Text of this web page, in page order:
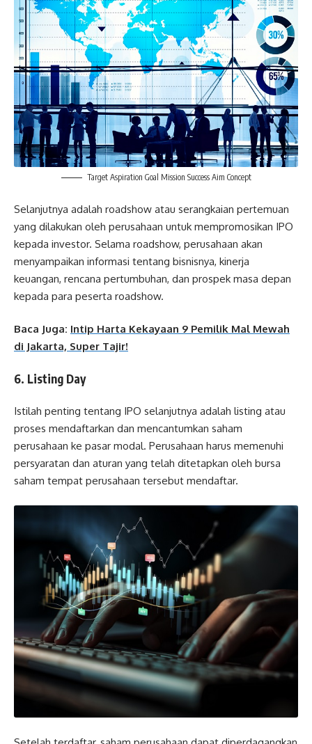
Target Aspiration Goal Mission Success Aim Concept
Selanjutnya adalah roadshow atau serangkaian pertemuan
yang dilakukan oleh perusahaan untuk mempromosikan IPO
kepada investor. Selama roadshow, perusahaan akan
menyampaikan informasi tentang bisnisnya, kinerja
keuangan, rencana pertumbuhan, dan prospek masa depan
kepada para peserta roadshow.
Baca Juga: Intip Harta Kekayaan 9 Pemilik Mal Mewah
di Jakarta, Super Tajir!
6. Listing Day
Istilah penting tentang IPO selanjutnya adalah listing atau
proses mendaftarkan dan mencantumkan saham
perusahaan ke pasar modal. Perusahaan harus memenuhi
persyaratan dan aturan yang telah ditetapkan oleh bursa
saham tempat perusahaan tersebut mendaftar.